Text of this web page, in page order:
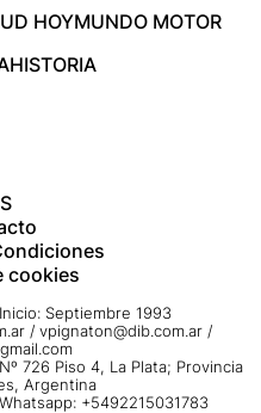
HOYMUNDO MOTOR
HISTORIA
cookies
Septiembre 1993
/ vpignaton@dib.com.ar /
726 Piso 4, La Plata; Provincia
Argentina
+5492215031783